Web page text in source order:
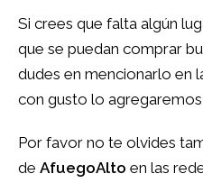
Si crees que falta algún
que se puedan comprar
dudes en mencionarlo en
con gusto lo agregaremos
Por favor no te olvides
de AfuegoAlto en las